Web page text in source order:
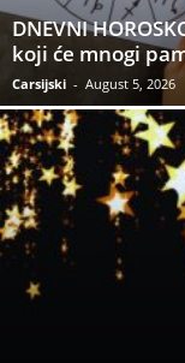
DNEVNI
koji će mnogi
Carsijski - August 5, 2026